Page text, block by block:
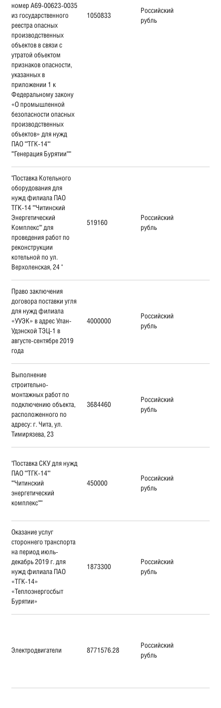
номер А69-00623-0035
из государственного
реестра опасных
производственных
объектов в связи с
утратой объектом
признаков опасности,
указанных в
приложении 1 к
Федеральному закону
«О промышленной
безопасности опасных
производственных
объектов» для нужд
ПАО ""ТГК-14""
""Генерация Бурятии"""
1050833
Российский
рубль
"Поставка Котельного
оборудования для
нужд филиала ПАО
ТГК-14 ""Читинский
Энергетический
Комплекс"" для
проведения работ по
реконструкции
котельной по ул.
Верхоленская, 24 "
519160
Российский
рубль
Право заключения
договора поставки угля
для нужд филиала
«УУЭК» в адрес Улан-
Удэнской ТЭЦ-1 в
августе-сентябре 2019
года
4000000
Российский
рубль
Выполнение
строительно-
монтажных работ по
подключению объекта,
расположенного по
адресу: г. Чита, ул.
Тимирязева, 23
3684460
Российский
рубль
"Поставка СКУ для нужд
ПАО ""ТГК-14""
""Читинский
энергетический
комплекс"""
450000
Российский
рубль
Оказание услуг
стороннего транспорта
на период июль-
декабрь 2019 г. для
нужд филиала ПАО
«ТГК-14»
«Теплоэнергосбыт
Бурятии»
1873300
Российский
рубль
Электродвигатели 8771576.28
Российский
рубль